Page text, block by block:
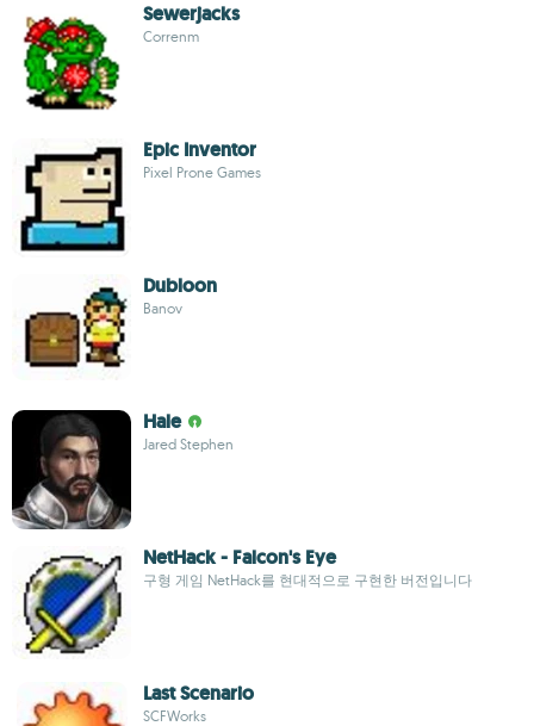
Sewerjacks
Correnm
Epic Inventor
Pixel Prone Games
Dubloon
Banov
Hale
Jared Stephen
NetHack - Falcon's Eye
구형 게임 NetHack를 현대적으로 구현한 버전입니다
Last Scenario
SCFWorks